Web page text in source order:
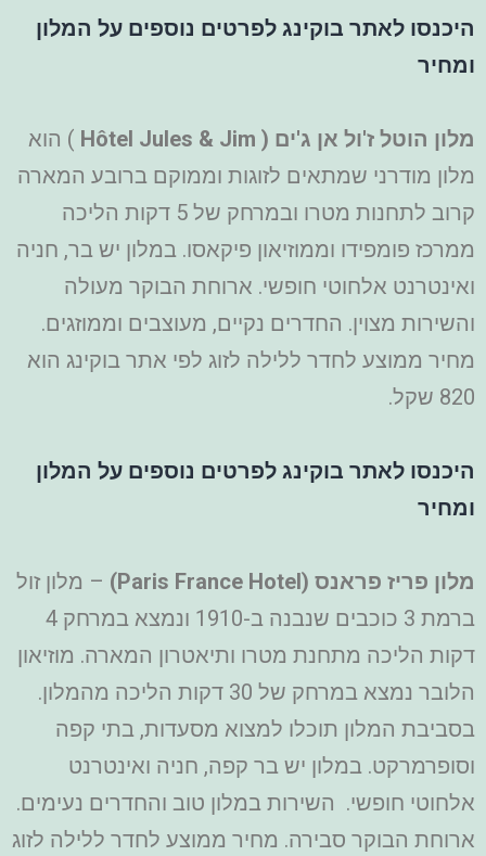
היכנסו לאתר בוקינג לפרטים נוספים על המלון
ומחיר
מלון הוטל ז'ול אן ג'ים ( Hôtel Jules & Jim ) הוא
מלון מודרני שמתאים לזוגות וממוקם ברובע המארה
קרוב לתחנות מטרו ובמרחק של 5 דקות הליכה
ממרכז פומפידו וממוזיאון פיקאסו. במלון יש בר, חניה
ואינטרנט אלחוטי חופשי. ארוחת הבוקר מעולה
והשירות מצוין. החדרים נקיים, מעוצבים וממוזגים.
מחיר ממוצע לחדר ללילה לזוג לפי אתר בוקינג הוא
820 שקל.
היכנסו לאתר בוקינג לפרטים נוספים על המלון
ומחיר
מלון פריז פראנס (Paris France Hotel
) – מלון זול
ברמת 3 כוכבים שנבנה ב-1910 ונמצא במרחק 4
דקות הליכה מתחנת מטרו ותיאטרון המארה. מוזיאון
הלובר נמצא במרחק של 30 דקות הליכה מהמלון.
בסביבת המלון תוכלו למצוא מסעדות, בתי קפה
וסופרמרקט. במלון יש בר קפה, חניה ואינטרנט
אלחוטי חופשי. השירות במלון טוב והחדרים נעימים.
ארוחת הבוקר סבירה. מחיר ממוצע לחדר ללילה לזוג